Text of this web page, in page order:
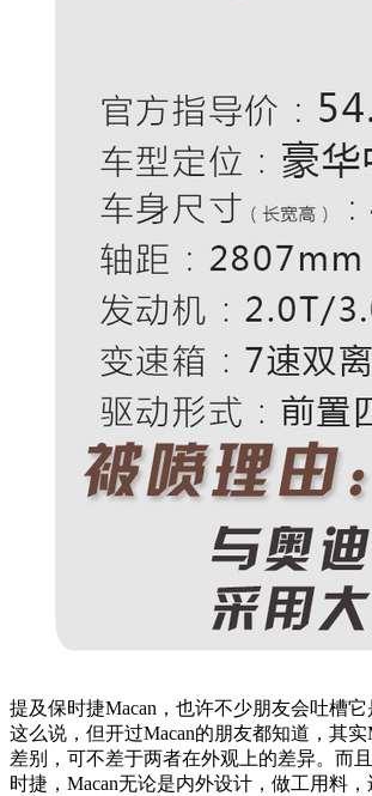
提及保时捷Macan，也许不少朋友会吐槽它
这么说，但开过Macan的朋友都知道，其实
差别，可不差于两者在外观上的差异。而
时捷，Macan无论是内外设计，做工用料